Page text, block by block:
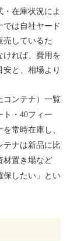
在庫状況によ
では自社ヤード
売しているた
ければ、費用を
と、相場より
コンテナ）一覧
ト・40フィー
常時在庫し、
テナは新品に比
材置き場など
保したい」とい